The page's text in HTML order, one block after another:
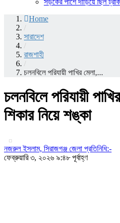
সড়কের পাশে দাঁড়িয়ে ছিল
Home
/
সারাদেশ
/
রাজশাহী
/
চলনবিলে পরিযায়ী পাখির মেলা,...
চলনবিলে পরিযায়ী
শিকার নিয়ে শঙ্কা
নজরুল ইসলাম, সিরাজগঞ্জ জেলা প্রতিনিধি:-
ফেব্রুয়ারি ৩, ২০২৬ ৯:৪৮ পূর্বাহ্ণ